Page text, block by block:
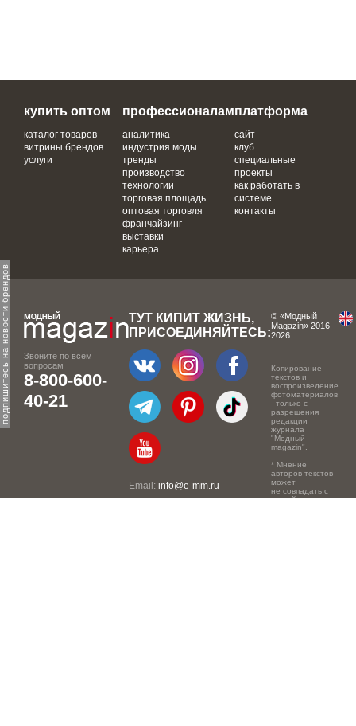
подпишитесь на новости брендов
купить оптом
каталог товаров
витрины брендов
услуги
профессионалам
аналитика
индустрия моды
тренды
производство
технологии
торговая площадь
оптовая торговля
франчайзинг
выставки
карьера
платформа
сайт
клуб
специальные
проекты
как работать в
системе
контакты
Звоните по всем
вопросам
8-800-600-
40-21
ТУТ КИПИТ ЖИЗНЬ,
ПРИСОЕДИНЯЙТЕСЬ:
Email: info@e-mm.ru
© «Модный
Magazin» 2016-
2026.
Копирование
текстов и
воспроизведение
фотоматериалов
- только с
разрешения
редакции
журнала
"Модный
magazin".
* Мнение
авторов текстов
может
не совпадать с
точкой зрения